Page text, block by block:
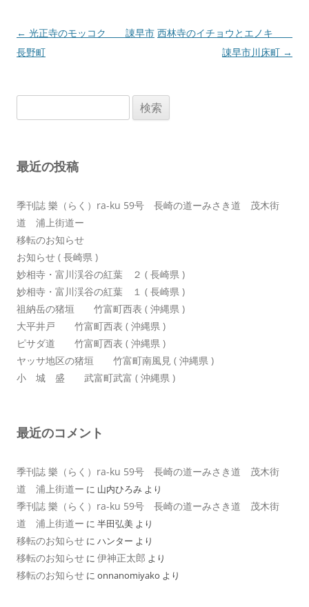
投
稿
ョ
← 光正寺のモッコク 諌早市
長野町
西林寺のイチョウとエノキ
諌早市川床町 →
索:
最近の投稿
季刊誌 樂（らく）ra-ku 59号 長崎の道ーみさき道 茂木街
道 浦上街道ー
移転のお知らせ
お知らせ ( 長崎県 )
妙相寺・富川渓谷の紅葉 ２ ( 長崎県 )
妙相寺・富川渓谷の紅葉 １ ( 長崎県 )
祖納岳の猪垣 竹富町西表 ( 沖縄県 )
大平井戸 竹富町西表 ( 沖縄県 )
ピサダ道 竹富町西表 ( 沖縄県 )
ヤッサ地区の猪垣 竹富町南風見 ( 沖縄県 )
小 城 盛 武富町武富 ( 沖縄県 )
最近のコメント
季刊誌 樂（らく）ra-ku 59号 長崎の道ーみさき道 茂木街
道 浦上街道ー に 山内ひろみ より
季刊誌 樂（らく）ra-ku 59号 長崎の道ーみさき道 茂木街
道 浦上街道ー に 半田弘美 より
移転のお知らせ に ハンター より
移転のお知らせ に 伊神正太郎 より
移転のお知らせ に onnanomiyako より